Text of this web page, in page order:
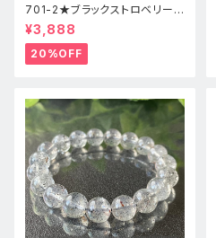
701-2★ブラックストロベリーク
ォーツ【高品質】天然石ブレスレ
ッパワーストーン
¥3,888
20%OFF